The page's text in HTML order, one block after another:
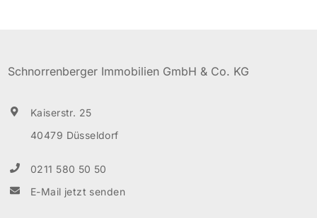
Schnorrenberger Immobilien GmbH & Co. KG
Kaiserstr. 25
40479 Düsseldorf
0211 580 50 50
E-Mail jetzt senden